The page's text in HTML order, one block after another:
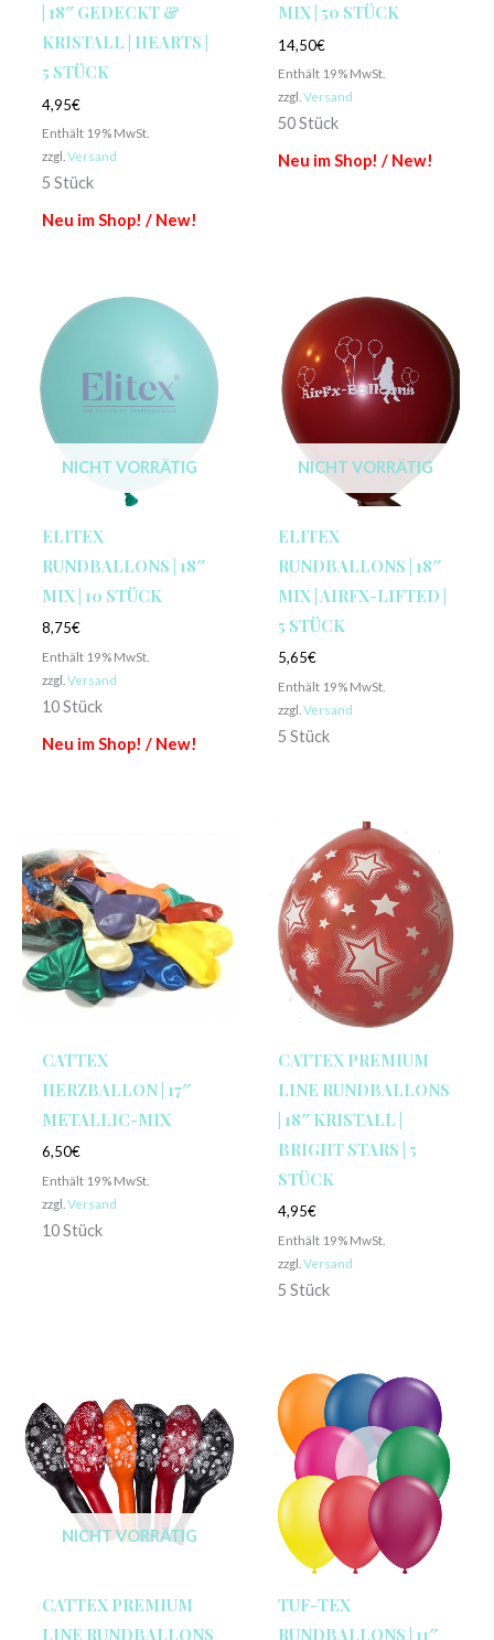
| 18″ GEDECKT &
KRISTALL | HEARTS |
5 STÜCK
4,95€
Enthält 19% MwSt.
zzgl. Versand
5 Stück
Neu im Shop! / New!
MIX | 50 STÜCK
14,50€
Enthält 19% MwSt.
zzgl. Versand
50 Stück
Neu im Shop! / New!
NICHT VORRÄTIG
ELITEX
RUNDBALLONS | 18″
MIX | 10 STÜCK
8,75€
Enthält 19% MwSt.
zzgl. Versand
10 Stück
Neu im Shop! / New!
NICHT VORRÄTIG
ELITEX
RUNDBALLONS | 18″
MIX | AIRFX-LIFTED |
5 STÜCK
5,65€
Enthält 19% MwSt.
zzgl. Versand
5 Stück
CATTEX
HERZBALLON | 17″
METALLIC-MIX
6,50€
Enthält 19% MwSt.
zzgl. Versand
10 Stück
CATTEX PREMIUM
LINE RUNDBALLONS
| 18″ KRISTALL |
BRIGHT STARS | 5
STÜCK
4,95€
Enthält 19% MwSt.
zzgl. Versand
5 Stück
NICHT VORRÄTIG
CATTEX PREMIUM
LINE RUNDBALLONS
TUF-TEX
RUNDBALLONS | 11″